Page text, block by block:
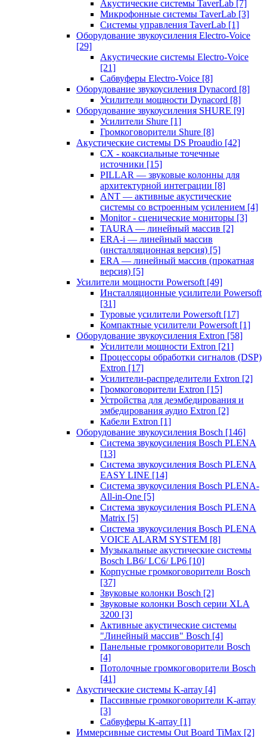
Акустические системы TaverLab [7]
Микрофонные системы TaverLab [3]
Системы управления TaverLab [1]
Оборудование звукоусиления Electro-Voice
[29]
Акустические системы Electro-Voice
[21]
Сабвуферы Electro-Voice [8]
Оборудование звукоусиления Dynacord [8]
Усилители мощности Dynacord [8]
Оборудование звукоусиления SHURE [9]
Усилители Shure [1]
Громкоговорители Shure [8]
Акустические системы DS Proaudio [42]
CX - коаксиальные точечные
источники [15]
PILLAR — звуковые колонны для
архитектурной интеграции [8]
ANT — активные акустические
системы со встроенным усилением [4]
Monitor - сценические мониторы [3]
TAURA — линейный массив [2]
ERA-i — линейный массив
(инсталляционная версия) [5]
ERA — линейный массив (прокатная
версия) [5]
Усилители мощности Powersoft [49]
Инсталляционные усилители Powersoft
[31]
Туровые усилители Powersoft [17]
Компактные усилители Powersoft [1]
Оборудование звукоусиления Extron [58]
Усилители мощности Extron [21]
Процессоры обработки сигналов (DSP)
Extron [17]
Усилители-распределители Extron [2]
Громкоговорители Extron [15]
Устройства для деэмбедирования и
эмбедирования аудио Extron [2]
Кабели Extron [1]
Оборудование звукоусиления Bosch [146]
Система звукоусиления Bosch PLENA
[13]
Система звукоусиления Bosch PLENA
EASY LINE [14]
Система звукоусиления Bosch PLENA-
All-in-One [5]
Система звукоусиления Bosch PLENA
Matrix [5]
Система звукоусиления Bosch PLENA
VOICE ALARM SYSTEM [8]
Музыкальные акустические системы
Bosch LB6/ LC6/ LP6 [10]
Корпусные громкоговорители Bosch
[37]
Звуковые колонки Bosch [2]
Звуковые колонки Bosch серии XLA
3200 [3]
Активные акустические системы
"Линейный массив" Bosch [4]
Панельные громкоговорители Bosch
[4]
Потолочные громкоговорители Bosch
[41]
Акустические системы K-array [4]
Пассивные громкоговорители K-array
[3]
Сабвуферы K-array [1]
Иммерсивные системы Out Board TiMax [2]